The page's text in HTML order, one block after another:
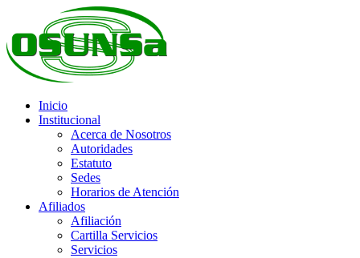
Inicio
Institucional
Acerca de Nosotros
Autoridades
Estatuto
Sedes
Horarios de Atención
Afiliados
Afiliación
Cartilla Servicios
Servicios